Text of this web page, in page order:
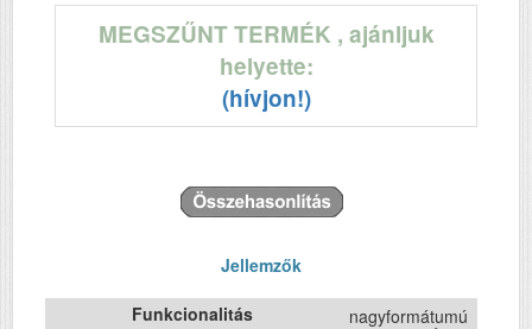
MEGSZŰNT TERMÉK , ajánljuk
helyette:
(hívjon!)
Jellemzők
Funkcionalitás nagyformátumú